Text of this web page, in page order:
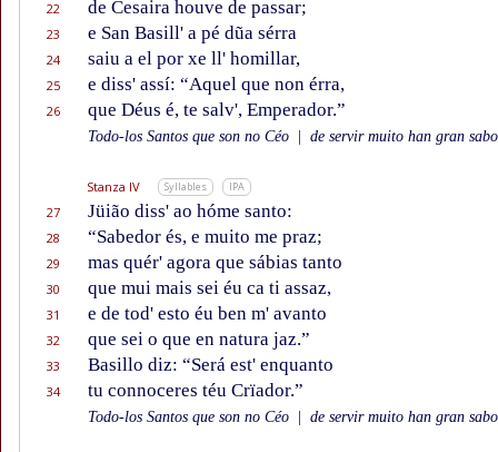
22 de Cesaira houve de passar;
23 e San Basill' a pé dũa sérra
24 saiu a el por xe ll' homillar,
25 e diss' assí: “Aquel que non érra,
26 que Déus é, te salv', Emperador.”
Todo-los Santos que son no Céo de servir muito han gran
Stanza IV Syllables IPA
27 Jüião diss' ao hóme santo:
28 “Sabedor és, e muito me praz;
29 mas quér' agora que sábias tanto
30 que mui mais sei éu ca ti assaz,
31 e de tod' esto éu ben m' avanto
32 que sei o que en natura jaz.”
33 Basillo diz: “Será est' enquanto
34 tu connoceres téu Crïador.”
Todo-los Santos que son no Céo de servir muito han gran